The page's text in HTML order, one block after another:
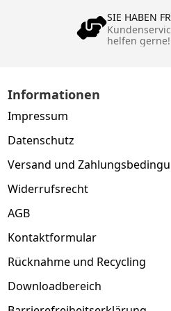
SIE HABEN
helfen gerne!
Informationen
Impressum
Datenschutz
Versand und
Widerrufsrecht
AGB
Kontaktformular
Rücknahme und Recycling
Downloadbereich